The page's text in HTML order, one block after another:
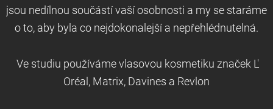
jsou nedílnou součástí vaší osobnosti a my se staráme
o to, aby byla co nejdokonalejší a nepřehlédnutelná.
Ve studiu používáme vlasovou kosmetiku značek L'
Oréal, Matrix, Davines a Revlon